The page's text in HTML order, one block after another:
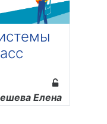
Елена